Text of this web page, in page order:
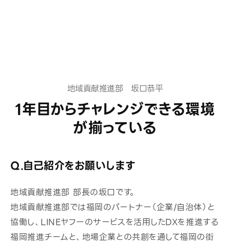
地域貢献推進部 坂口恭平
1年目からチャレンジできる環境
が揃っている
Q.自己紹介をお願いします
地域貢献推進部 部長の坂口です。
地域貢献推進部では福岡のパートナー（企業/自治体）と
協働し、LINEヤフーのサービスを活用したDXを推進する
福岡推進チームと、地場企業との共創を通して福岡の街